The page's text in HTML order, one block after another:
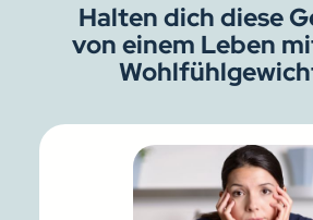
Halten dich diese
von einem Leben